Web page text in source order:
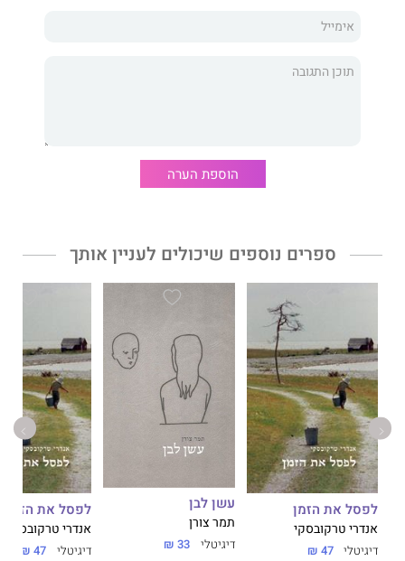
הוספת הערה
ספרים נוספים שיכולים לעניין אותך
לפסל את הזמן
אנדרי טרקובסקי
דיגיטלי 47 ₪
עשן לבן
תמר צורן
דיגיטלי 33 ₪
לפסל את הזמן
אנדרי טרקובסקי
דיגיטלי 47 ₪